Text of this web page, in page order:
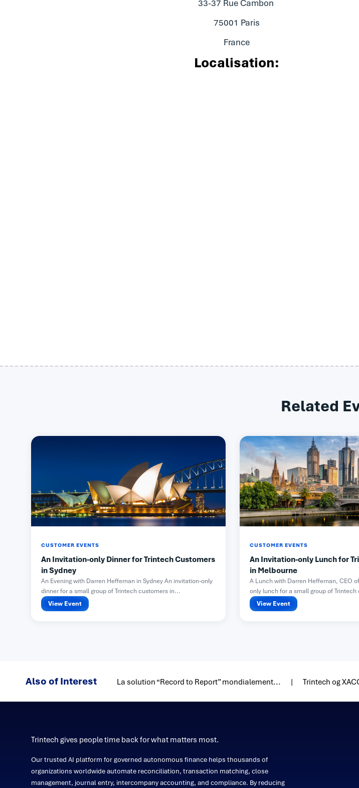
33-37 Rue Cambon
75001 Paris
France
Localisation:
Related
CUSTOMER EVENTS
An Invitation-only Dinner for Trintech Customers
in Sydney
An Evening with Darren Heffernan in Sydney An invitation-only
dinner for a small group of Trintech customers in...
View Event
CUSTOMER EVENTS
An Invitation-only Lunch for
in Melbourne
A Lunch with Darren Heffernan, CEO
only lunch for a small group of
View Event
Also of Interest La solution “Record to Report” mondialement... Trintech og
Trintech gives people time back for what matters most.
Our trusted AI platform for governed autonomous finance helps thousands of
organizations worldwide automate reconciliation, transaction matching, close
management, journal entry, intercompany accounting, and compliance. By reducing